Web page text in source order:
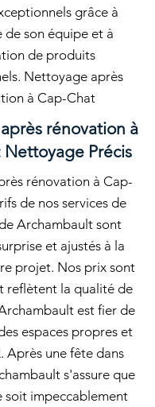
grâce à
de son équipe et à
de produits
Nettoyage après
à Cap-Chat
rénovation à
Nettoyage Précis
rénovation à Cap-
de nos services de
Archambault sont
et ajustés à la
projet. Nos prix sont
reflètent la qualité de
est fier de
espaces propres et
Après une fête dans
s'assure que
soit impeccablement